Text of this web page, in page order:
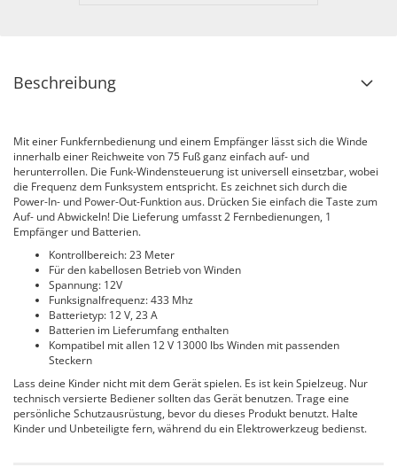
Beschreibung
Mit einer Funkfernbedienung und einem Empfänger lässt sich die Winde
innerhalb einer Reichweite von 75 Fuß ganz einfach auf- und
herunterrollen. Die Funk-Windensteuerung ist universell einsetzbar, wobei
die Frequenz dem Funksystem entspricht. Es zeichnet sich durch die
Power-In- und Power-Out-Funktion aus. Drücken Sie einfach die Taste zum
Auf- und Abwickeln! Die Lieferung umfasst 2 Fernbedienungen, 1
Empfänger und Batterien.
Kontrollbereich: 23 Meter
Für den kabellosen Betrieb von Winden
Spannung: 12V
Funksignalfrequenz: 433 Mhz
Batterietyp: 12 V, 23 A
Batterien im Lieferumfang enthalten
Kompatibel mit allen 12 V 13000 lbs Winden mit passenden
Steckern
Lass deine Kinder nicht mit dem Gerät spielen. Es ist kein Spielzeug. Nur
technisch versierte Bediener sollten das Gerät benutzen. Trage eine
persönliche Schutzausrüstung, bevor du dieses Produkt benutzt. Halte
Kinder und Unbeteiligte fern, während du ein Elektrowerkzeug bedienst.